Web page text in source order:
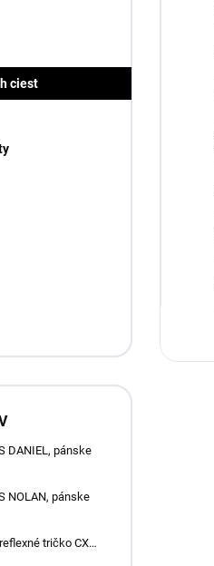
ciest
DANIEL, pánske
NOLAN, pánske
tričko CXS